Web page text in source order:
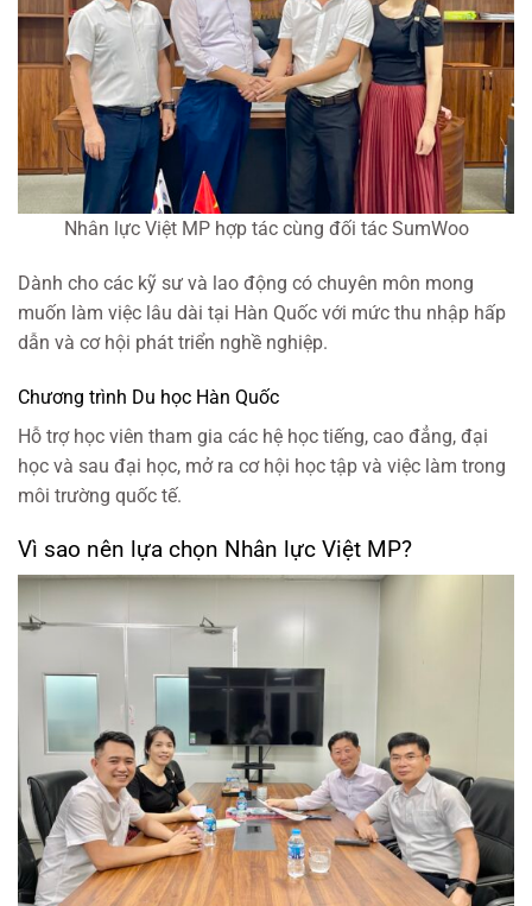
Nhân lực Việt MP hợp tác cùng đối tác SumWoo
Dành cho các kỹ sư và lao động có chuyên môn mong
muốn làm việc lâu dài tại Hàn Quốc với mức thu nhập hấp
dẫn và cơ hội phát triển nghề nghiệp.
Chương trình Du học Hàn Quốc
Hỗ trợ học viên tham gia các hệ học tiếng, cao đẳng, đại
học và sau đại học, mở ra cơ hội học tập và việc làm trong
môi trường quốc tế.
Vì sao nên lựa chọn Nhân lực Việt MP?